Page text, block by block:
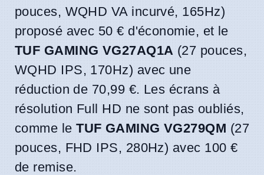
pouces, WQHD VA incurvé, 165Hz)
proposé avec 50 € d'économie, et le
TUF GAMING VG27AQ1A (27 pouces,
WQHD IPS, 170Hz) avec une
réduction de 70,99 €. Les écrans à
résolution Full HD ne sont pas oubliés,
comme leTUF GAMING VG279QM (27
pouces, FHD IPS, 280Hz) avec 100 €
de remise.